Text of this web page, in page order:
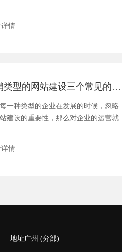
情
营销类型的网站建设三个常见的原则
种类型的企业在发展的时候，忽略
建设的重要性，那么对企业的运营就
情
地址广州 (分部)